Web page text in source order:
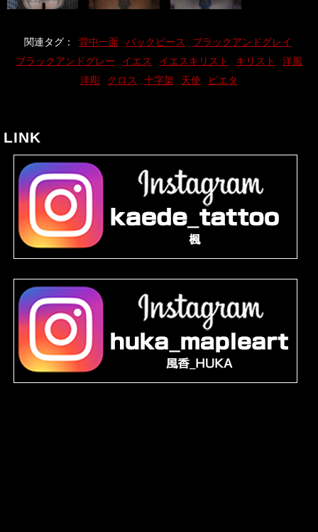
関連タグ： 背中一面 バックピース
ブラックアンドグレイ
ブラックアンドグレー
イエス イエスキリスト キリスト
洋風
洋彫
クロス 十字架 天使 ピエタ
LINK